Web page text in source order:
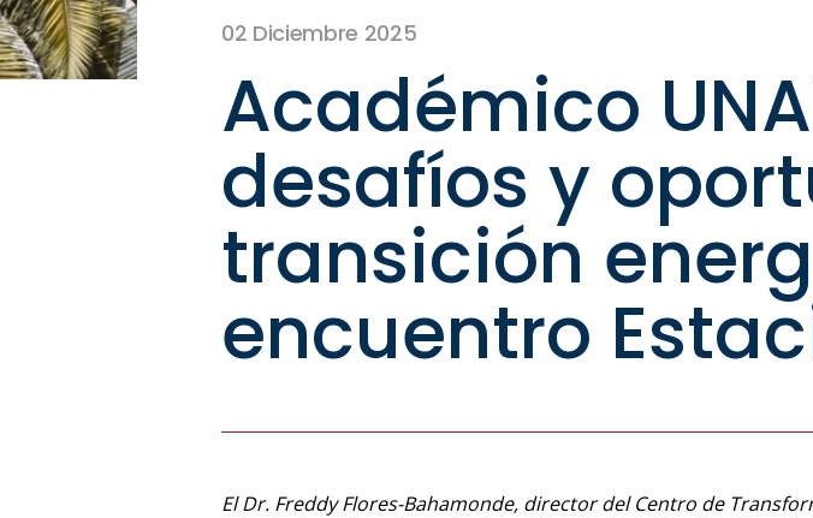
02 Diciembre 2025
Académico
desafíos y
transición
encuentro
El Dr. Freddy Flores-Bahamonde, director del Centro de